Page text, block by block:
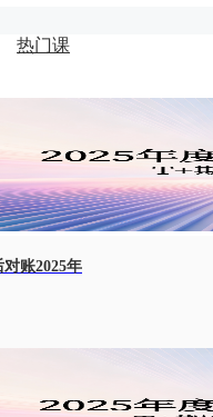
热门课
账2025年